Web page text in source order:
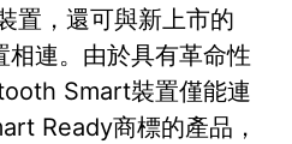
置，還可與新上市的
連。由於具有革命性
Smart裝置僅能連
Ready商標的產品，